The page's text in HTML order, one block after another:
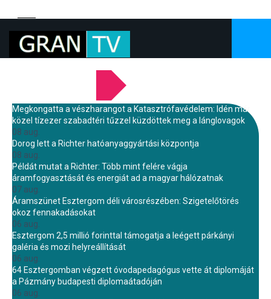
Megkongatta a vészharangot a Katasztrófavédelem: Idén már
közel tízezer szabadtéri tűzzel küzdöttek meg a lánglovagok
08 aug.
Dorog lett a Richter hatóanyaggyártási központja
08 aug.
Példát mutat a Richter: Több mint felére vágja
áramfogyasztását és energiát ad a magyar hálózatnak
07 aug.
Áramszünet Esztergom déli városrészében: Szigetelőtörés
okoz fennakadásokat
06 aug.
Esztergom 2,5 millió forinttal támogatja a leégett párkányi
galéria és mozi helyreállítását
06 aug.
64 Esztergomban végzett óvodapedagógus vette át diplomáját
a Pázmány budapesti diplomaátadóján
06 aug.